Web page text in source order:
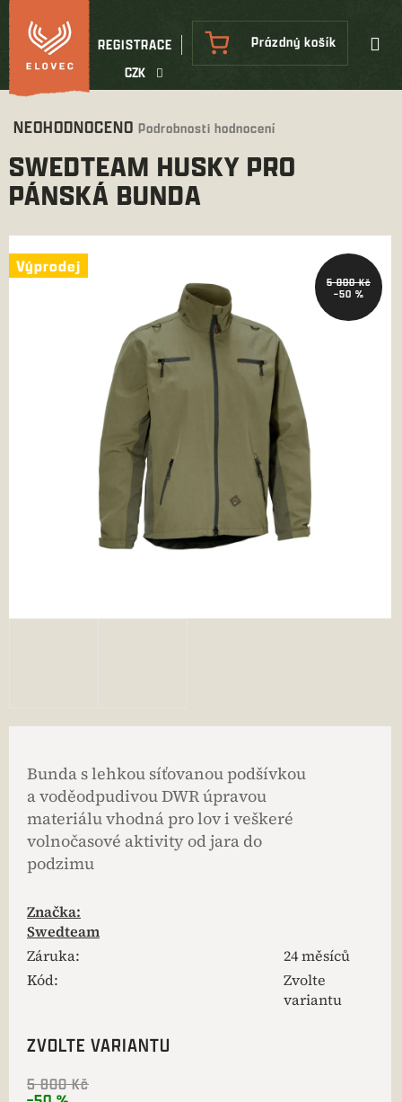
Přejít
na
obsah
CZK
REGISTRACE
NÁKUPNÍ
KOŠÍK
Prázdný košík
Průměrné
produktu
je
0,0
hvězdiček.
NEOHODNOCENO Podrobnosti hodnocení
SWEDTEAM HUSKY PRO
PÁNSKÁ BUNDA
5 800 Kč
–50 %
Výprodej
Výprodej
Bunda s lehkou síťovanou podšívkou
a voděodpudivou DWR úpravou
materiálu vhodná pro lov i veškeré
volnočasové aktivity od jara do
podzimu
Značka:
Swedteam
Záruka:
24 měsíců
Kód:
Zvolte
variantu
ZVOLTE VARIANTU
5 800 Kč